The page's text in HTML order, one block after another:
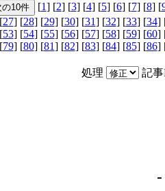
[1] [2] [3] [4] [5] [6] [7] [8] [
27] [28] [29] [30] [31] [32] [33] [34]
53] [54] [55] [56] [57] [58] [59] [60]
79] [80] [81] [82] [83] [84] [85] [86]
処理 記